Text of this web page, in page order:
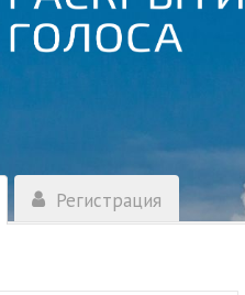
Регистрация